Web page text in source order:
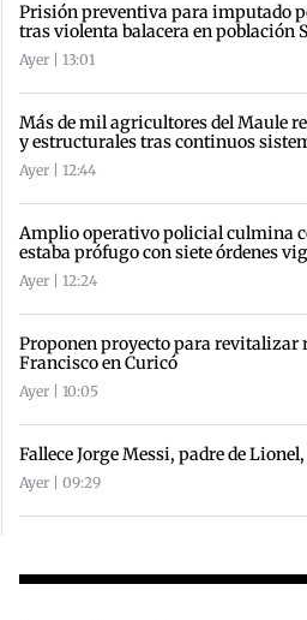
Prisión preventiva para imputado
tras violenta balacera en población
Ayer | 13:01
Más de mil agricultores del Maule
y estructurales tras continuos
Ayer | 12:44
Amplio operativo policial culmina
estaba prófugo con siete órdenes
Ayer | 12:24
Proponen proyecto para revitalizar
Francisco en Curicó
Ayer | 10:05
Fallece Jorge Messi, padre de
Ayer | 09:29